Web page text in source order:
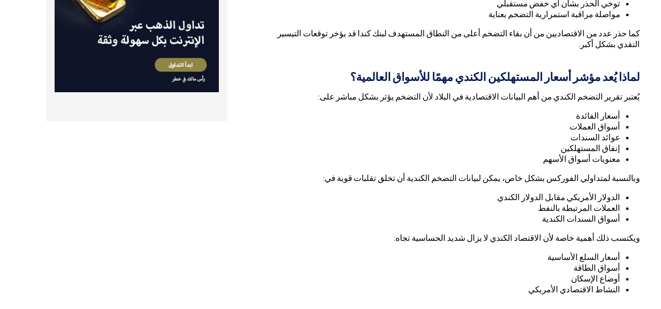
توخي الحذر بشأن أي خفض مستقبلي
مواصلة مراقبة استمرارية التضخم بعناية
كما حذر عدد من الاقتصاديين من أن بقاء التضخم أعلى من النطاق المستهدف لبنك كندا قد يؤخر توقعات التيسير
النقدي بشكل أكبر.
لماذا يُعد مؤشر أسعار المستهلكين الكندي مهمًا للأسواق العالمية؟
يُعتبر تقرير التضخم الكندي من أهم البيانات الاقتصادية في البلاد لأن التضخم يؤثر بشكل مباشر على:
أسعار الفائدة
أسواق العملات
عوائد السندات
إنفاق المستهلكين
معنويات أسواق الأسهم
وبالنسبة لمتداولي الفوركس بشكل خاص، يمكن لبيانات التضخم الكندية أن تخلق تقلبات قوية في:
الدولار الأمريكي مقابل الدولار الكندي
العملات المرتبطة بالنفط
أسواق السندات الكندية
ويكتسب ذلك أهمية خاصة لأن الاقتصاد الكندي لا يزال شديد الحساسية تجاه:
أسعار السلع الأساسية
أسواق الطاقة
أوضاع الإسكان
النشاط الاقتصادي الأمريكي